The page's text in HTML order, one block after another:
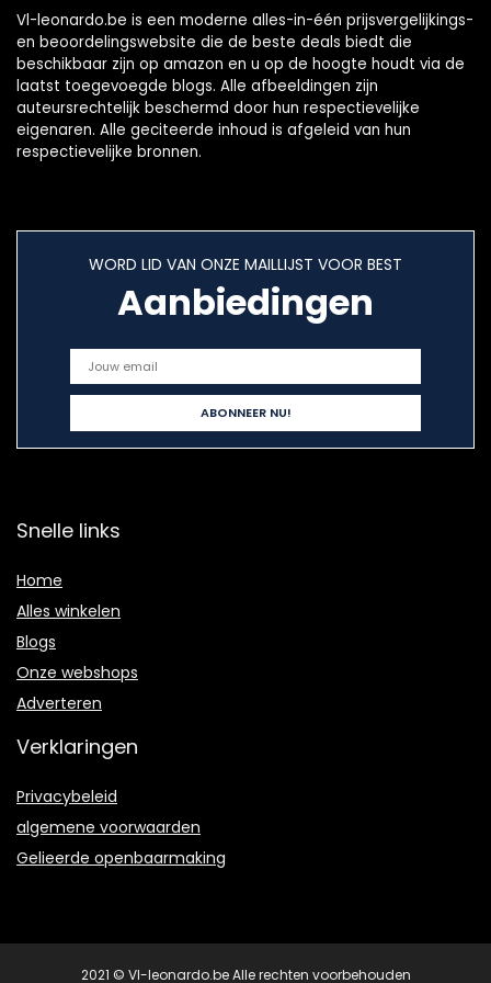
Vl-leonardo.be is een moderne alles-in-één prijsvergelijkings-
en beoordelingswebsite die de beste deals biedt die
beschikbaar zijn op amazon en u op de hoogte houdt via de
laatst toegevoegde blogs. Alle afbeeldingen zijn
auteursrechtelijk beschermd door hun respectievelijke
eigenaren. Alle geciteerde inhoud is afgeleid van hun
respectievelijke bronnen.
WORD LID VAN ONZE MAILLIJST VOOR BEST
Aanbiedingen
Snelle links
Home
Alles winkelen
Blogs
Onze webshops
Adverteren
Verklaringen
Privacybeleid
algemene voorwaarden
Gelieerde openbaarmaking
2021 © Vl-leonardo.be Alle rechten voorbehouden